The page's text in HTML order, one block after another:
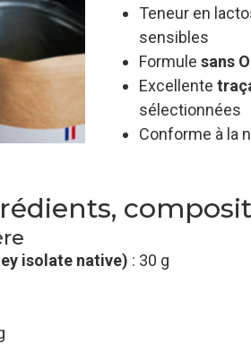
Teneur en
sensibles
Formulesans
Excellente
sélectionnées
Conforme à la
isolate native) : 30 g